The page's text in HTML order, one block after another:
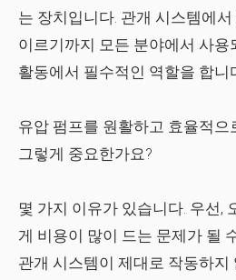
는 장치입니다. 관개 시스템에
이르기까지 모든 분야에서 사용
활동에서 필수적인 역할을 합니
유압 펌프를 원활하고 효율적으
그렇게 중요한가요?
몇 가지 이유가 있습니다. 우선,
게 비용이 많이 드는 문제가 될
관개 시스템이 제대로 작동하지